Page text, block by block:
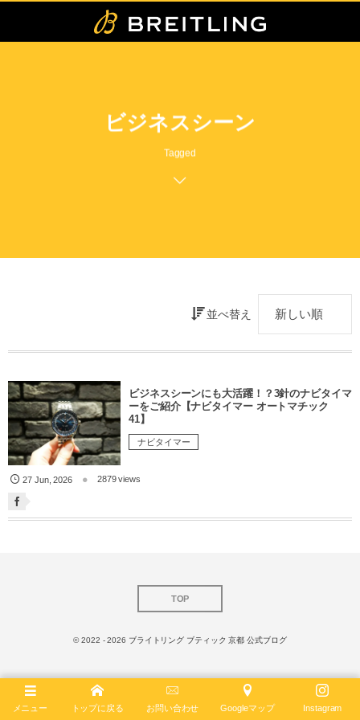
ビジネスシーン
Tagged
並べ替え
ビジネスシーンにも大活躍！？3針のナビタイマ
ーをご紹介【ナビタイマー オートマチック
41】
ナビタイマー
27 Jun,2026 2879 views
TOP
© 2022 - 2026 ブライトリング ブティック 京都 公式ブログ
メニュー トップに戻る お問い合わせ Googleマップ Instagram